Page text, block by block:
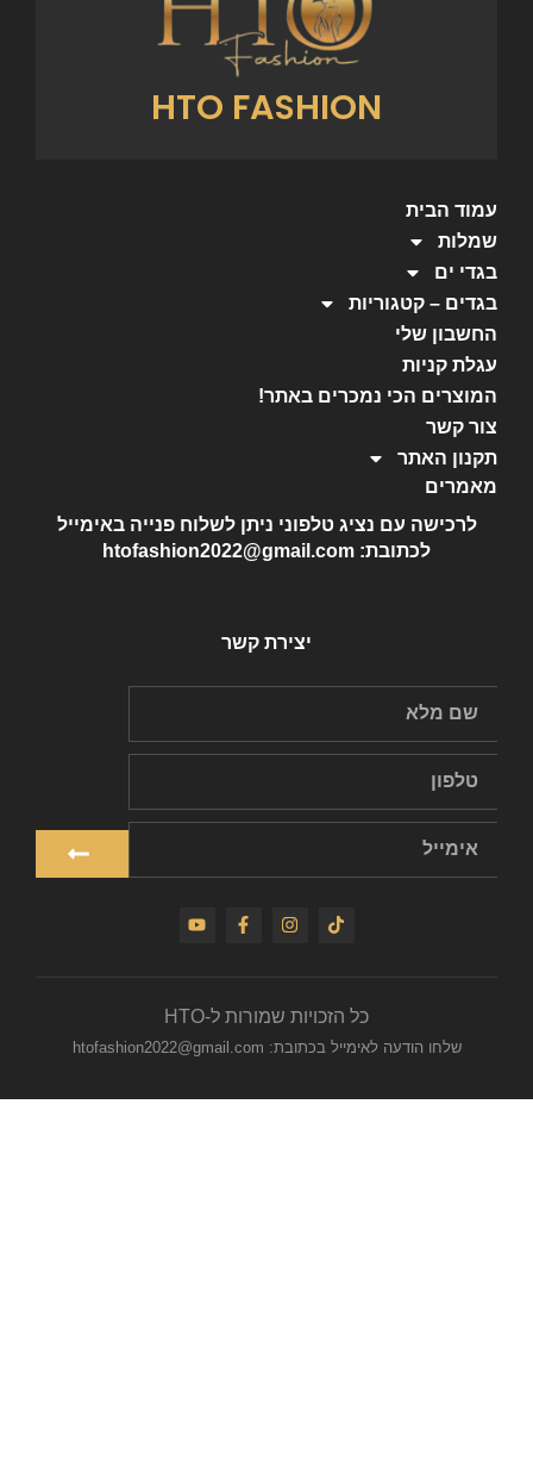
HTO FASHION
עמוד הבית
שמלות
בגדי ים
בגדים – קטגוריות
החשבון שלי
עגלת קניות
המוצרים הכי נמכרים באתר!
צור קשר
תקנון האתר
מאמרים
לרכישה עם נציג טלפוני ניתן לשלוח פנייה באימייל
לכתובת: htofashion2022@gmail.com
יצירת קשר
כל הזכויות שמורות ל-HTO
שלחו הודעה לאימייל בכתובת: htofashion2022@gmail.com